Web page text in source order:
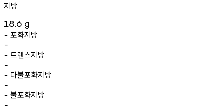
지방
18.6 g
- 포화지방
-
- 트랜스지방
-
- 다불포화지방
-
- 불포화지방
-